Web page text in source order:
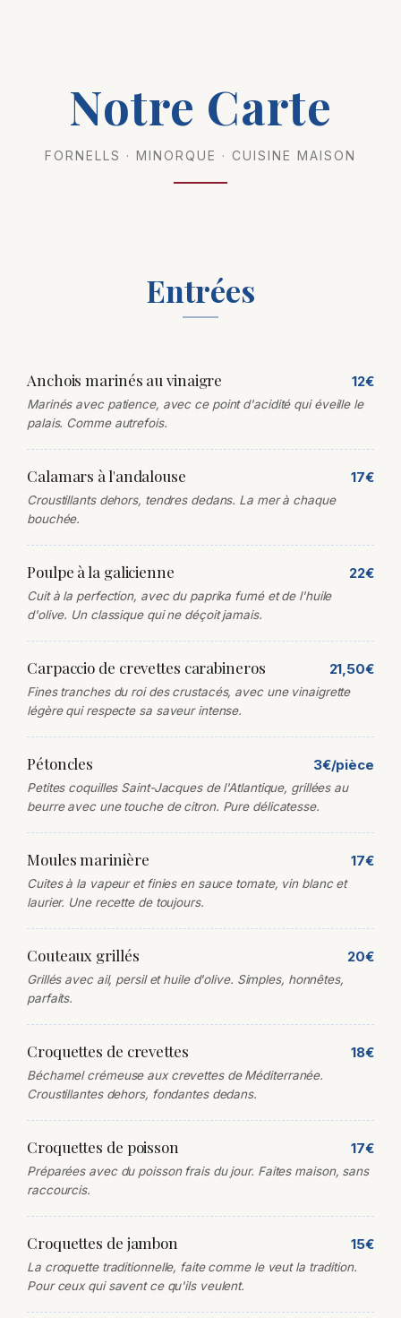
Notre Carte
FORNELLS · MINORQUE · CUISINE MAISON
Entrées
Anchois marinés au vinaigre 12€
Marinés avec patience, avec ce point d'acidité qui éveille le
palais. Comme autrefois.
Calamars à l'andalouse 17€
Croustillants dehors, tendres dedans. La mer à chaque
bouchée.
Poulpe à la galicienne 22€
Cuit à la perfection, avec du paprika fumé et de l'huile
d'olive. Un classique qui ne déçoit jamais.
Carpaccio de crevettes carabineros 21,50€
Fines tranches du roi des crustacés, avec une vinaigrette
légère qui respecte sa saveur intense.
Pétoncles 3€/pièce
Petites coquilles Saint-Jacques de l'Atlantique, grillées au
beurre avec une touche de citron. Pure délicatesse.
Moules marinière 17€
Cuites à la vapeur et finies en sauce tomate, vin blanc et
laurier. Une recette de toujours.
Couteaux grillés 20€
Grillés avec ail, persil et huile d'olive. Simples, honnêtes,
parfaits.
Croquettes de crevettes 18€
Béchamel crémeuse aux crevettes de Méditerranée.
Croustillantes dehors, fondantes dedans.
Croquettes de poisson 17€
Préparées avec du poisson frais du jour. Faites maison, sans
raccourcis.
Croquettes de jambon 15€
La croquette traditionnelle, faite comme le veut la tradition.
Pour ceux qui savent ce qu'ils veulent.